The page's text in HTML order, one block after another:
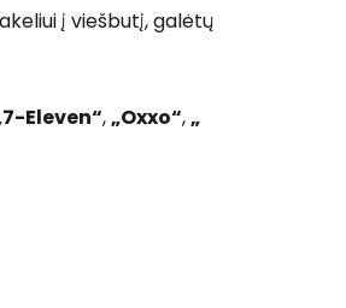
į viešbutį, galėtų
Eleven“,„Oxxo“,„